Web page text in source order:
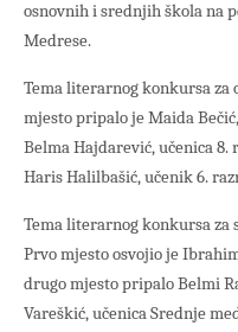
osnovnih i srednjih škola na
Medrese.
Tema literarnog konkursa za
mjesto pripalo je Maida
Belma Hajdarević, učenica 8.
Haris Halilbašić, učenik 6.
Tema literarnog konkursa za
Prvo mjesto osvojio je
drugo mjesto pripalo Belmi
Vareškić, učenica Srednje